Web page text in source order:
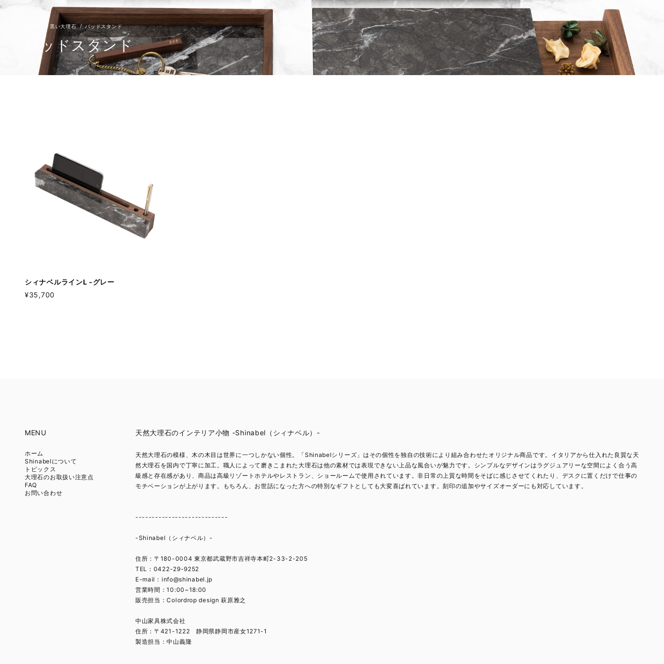
黒い大理石 パッドスタンド
パッドスタンド
シィナベルラインL -グレー
¥35,700
天然大理石のインテリア小物 -Shinabel（シィナベル）-
天然大理石の模様、木の木目は世界に一つしかない個性。「Shinabelシリーズ」はその個性を独自の技術により組み合わせたオリジナル商品です。イタリアから仕入れた良質な天
然大理石を国内で丁寧に加工。職人によって磨きこまれた大理石は他の素材では表現できない上品な風合いが魅力です。シンプルなデザインはラグジュアリーな空間によく合う高
級感と存在感があり、商品は高級リゾートホテルやレストラン、ショールームで使用されています。非日常の上質な時間をそばに感じさせてくれたり、デスクに置くだけで仕事の
モチベーションが上がります。もちろん、お世話になった方への特別なギフトとしても大変喜ばれています。刻印の追加やサイズオーダーにも対応しています。
----------------------------
-Shinabel（シィナベル）-
住所：〒180-0004 東京都武蔵野市吉祥寺本町2-33-2-205
TEL：0422-29-9252
E-mail： info@shinabel.jp
営業時間：10:00~18:00
販売担当：Colordrop design 萩原雅之
中山家具株式会社
住所：〒421-1222 静岡県静岡市産女1271-1
製造担当：中山義隆
MENU
ホーム
Shinabelについて
トピックス
大理石のお取扱い注意点
FAQ
お問い合わせ